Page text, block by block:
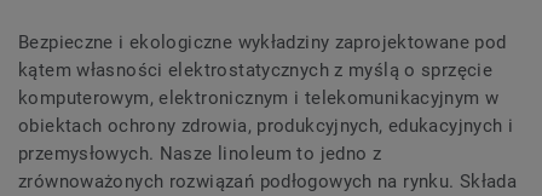
Bezpieczne i ekologiczne wykładziny zaprojektowane pod
kątem własności elektrostatycznych z myślą o sprzęcie
komputerowym, elektronicznym i telekomunikacyjnym w
obiektach ochrony zdrowia, produkcyjnych, edukacyjnych i
przemysłowych. Nasze linoleum to jedno z
zrównoważonych rozwiązań podłogowych na rynku. Składa